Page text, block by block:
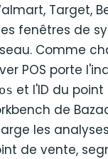
Target,
fenêtres de
Comme
POS porte
et l'ID du
de
les
de vente,